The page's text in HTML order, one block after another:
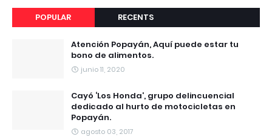
POPULAR RECENTS
Atención Popayán, Aquí puede estar tu
bono de alimentos.
junio 11, 2020
Cayó ‘Los Honda’, grupo delincuencial
dedicado al hurto de motocicletas en
Popayán.
agosto 03, 2017